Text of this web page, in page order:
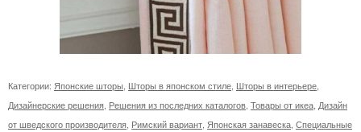
Категории: Японские шторы, Шторы в японском стиле, Шторы в интерьере,
Дизайнерские решения, Решения из последних каталогов, Товары от икеа, Дизайн
от шведского производителя, Римский вариант, Японская занавеска, Специальные